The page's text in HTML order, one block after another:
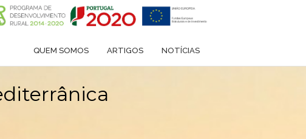
QUEM SOMOS ARTIGOS NOTÍCIAS